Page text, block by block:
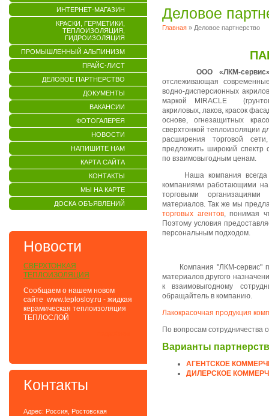
ИНТЕРНЕТ-МАГАЗИН
КРАСКИ, ГЕРМЕТИКИ,
ТЕПЛОИЗОЛЯЦИЯ,
ГИДРОИЗОЛЯЦИЯ
ПРОМЫШЛЕННЫЙ АЛЬПИНИЗМ
ПРАЙС-ЛИСТ
ДЕЛОВОЕ ПАРТНЕРСТВО
ДОКУМЕНТЫ
ВАКАНСИИ
ФОТОГАЛЕРЕЯ
НОВОСТИ
НАПИШИТЕ НАМ
КАРТА САЙТА
КОНТАКТЫ
МЫ НА КАРТЕ
ДОСКА ОБЪЯВЛЕНИЙ
Новости
СВЕРХТОНКАЯ
ТЕПЛОИЗОЛЯЦИЯ
Сообщаем о нашем новом
сайте www.teplosloy.ru - жидкая
керамическая теплоизоляция
ТЕПЛОСЛОЙ
Контакты
Адрес: Россия, Ростовская
Деловое
Главная » Деловое партнерство
ООО «ЛКМ-
отслеживающая
водно-дисперсионных
маркой MIRACLE
акриловых, лаков, красок
основе, огнезащитных
сверхтонкой
расширения торговой
предложить широкий спектр
по взаимовыгодным ценам.
Наша компания всегда
компаниями работающими на
торговыми
материалов. Так же мы
торговых агентов, понимая
Поэтому условия
персональным подходом.
Компания "ЛКМ-сервис"
материалов другого
к взаимовыгодному
обращайтель в компанию.
Лакокрасочная продукция
По вопросам сотрудничества
Варианты
АГЕНТСКОЕ
ДИЛЕРСКОЕ